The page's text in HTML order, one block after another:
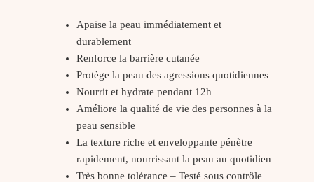
Apaise la peau immédiatement et
durablement
Renforce la barrière cutanée
Protège la peau des agressions quotidiennes
Nourrit et hydrate pendant 12h
Améliore la qualité de vie des personnes à la
peau sensible
La texture riche et enveloppante pénètre
rapidement, nourrissant la peau au quotidien
Très bonne tolérance – Testé sous contrôle